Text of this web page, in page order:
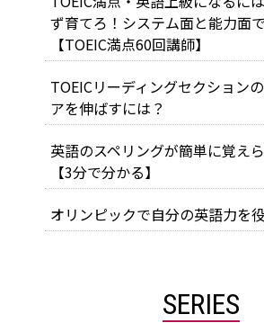
ず育てろ！システム面と能力面
【TOEIC満点60回講師】
TOEICリーディングセクション
アを伸ばすには？
英語のスペリングが簡単に覚え
【3分で分かる】
オリンピックで自分の英語力を
SERIES